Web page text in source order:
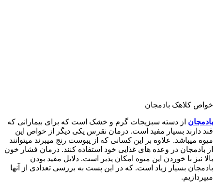
خواص کلاهک بادمجان
بادمجان از دسته سبزیجات گرم و خشک است که برای بیمارانی که
قند دارند بسیار مفید است. درمان نقرس یکی دیگر از خواص این
میوه میباشد. علاوه بر این کسانی که از یبوست رنج میبرند میتوانند
از بادمجان در وعده های غذایی خود استفاده کنند. درمان فشار خون
بالا نیز با خوردن این میوه امکان پذیر است. دلایل مفید بودن
بادمجان بسیار زیاد است. که در این پست به بررسی تعدادی از آنها
میپردازیم.